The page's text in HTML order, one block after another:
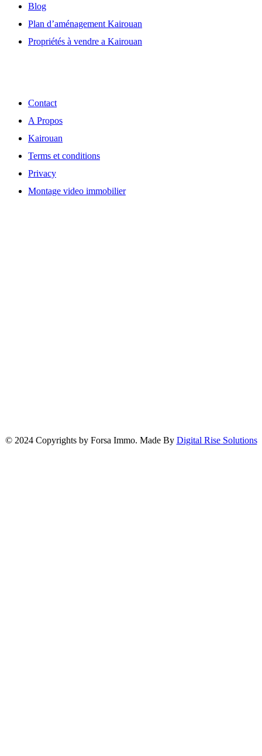
Blog
Plan d’aménagement Kairouan
Propriétés à vendre a Kairouan
Contact
A Propos
Kairouan
Terms et conditions
Privacy
Montage video immobilier
© 2024 Copyrights by Forsa Immo. Made By Digital Rise Solutions